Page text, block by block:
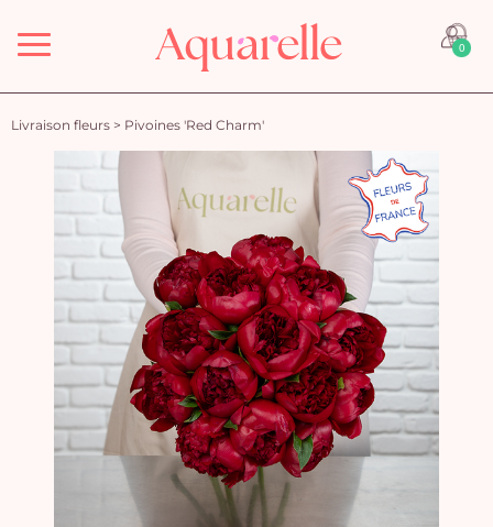
Menu 0
Livraison fleurs > Pivoines 'Red Charm'